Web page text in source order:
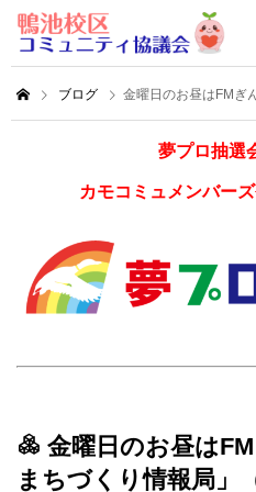
ブログ 金曜日のお昼はFMぎんが「か
夢プロ抽選
カモコミュメンバー
金曜日のお昼は
まちづくり情報局」